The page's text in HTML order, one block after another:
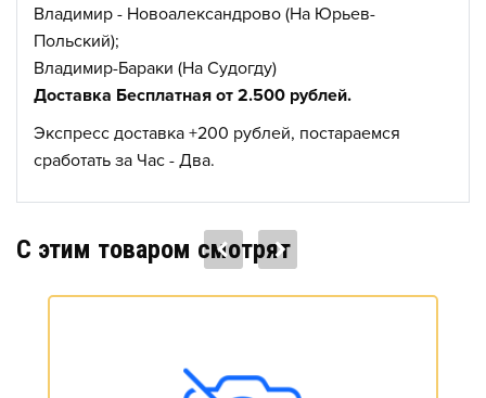
Владимир - Новоалександрово (На Юрьев-
Польский);
Владимир-Бараки (На Судогду)
Доставка Бесплатная от 2.500 рублей.
Экспресс доставка +200 рублей, постараемся
сработать за Час - Два.
C этим товаром смотрят